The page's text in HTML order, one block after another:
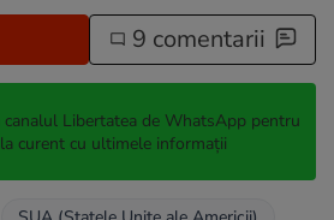
9 comentarii
Libertatea de WhatsApp pentru
curent cu ultimele informații